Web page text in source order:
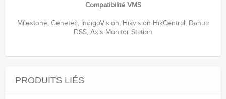
Compatibilité VMS
Milestone, Genetec, IndigoVision, Hikvision HikCentral, Dahua
DSS, Axis Monitor Station
PRODUITS LIÉS